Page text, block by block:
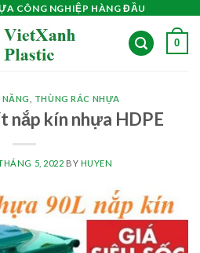
CÔNG NGHIỆP HÀNG ĐẦU
0
THÙNG RÁC NHỰA
nắp kín nhựa HDPE
5, 2022 BY HUYEN